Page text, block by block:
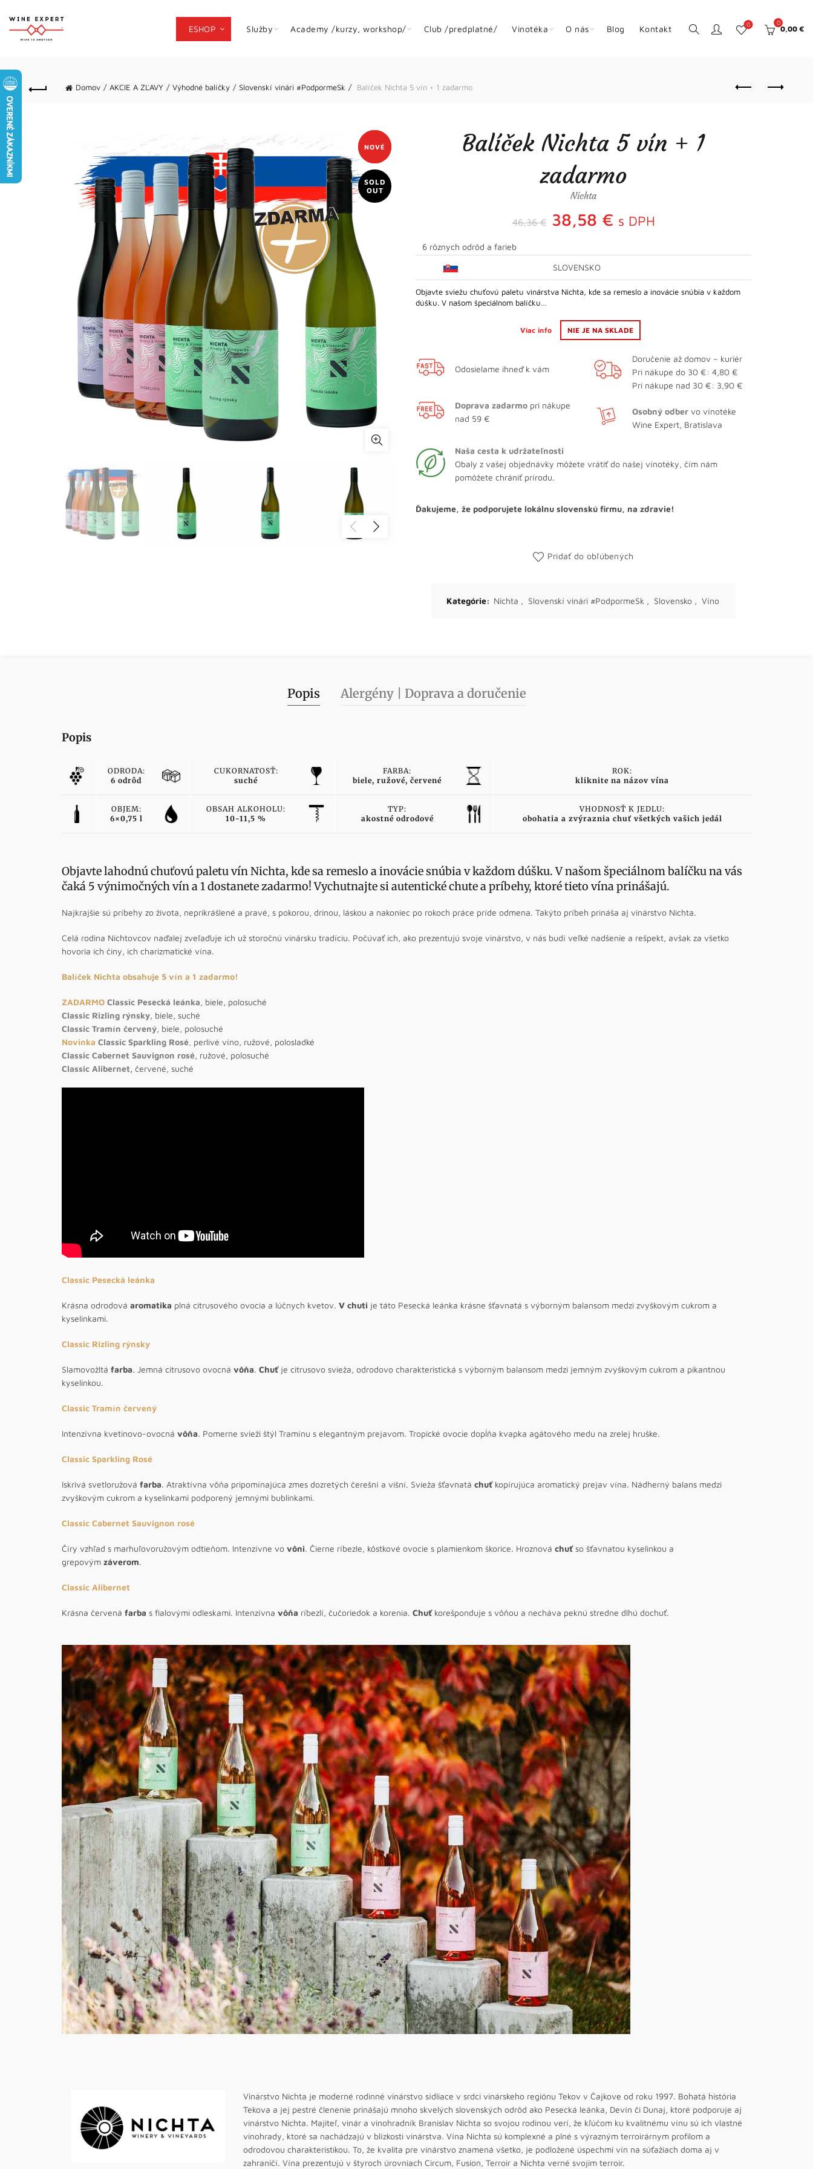
ESHOP Služby Academy /kurzy, workshop/ Club /predplatné/ Vinotéka O nás Blog Kontakt 0 0
0,00 €
Domov AKCIE A ZĽAVY Výhodné balíčky Slovenskí vinári #PodpormeSk Balíček Nichta 5 vín + 1 zadarmo
-17%
SOLD
OUT
NOVÉ
Balíček Nichta 5 vín + 1
zadarmo
Nichta
46,36€ Pôvodná
bola:
46,36 €.
38,58 €Aktuálna
38,58 €.
s DPH
6 rôznych odrôd a farieb
SLOVENSKO
Objavte sviežu chuťovú paletu vinárstva Nichta, kde sa remeslo a inovácie snúbia v každom
dúšku. V našom špeciálnom balíčku…
Viac info NIE JE NA SKLADE
Odosielame ihneď k vám
Doprava zadarmo pri nákupe
nad 59 €
Doručenie až domov – kuriér
Pri nákupe do 30 €: 4,80 €
Pri nákupe nad 30 €: 3,90 €
Osobný odbervo vínotéke
Wine Expert, Bratislava
Naša cesta k udržateľnosti
Obaly z vašej objednávky môžete vrátiť do našej vínotéky, čím nám
pomôžete chrániť prírodu.
Ďakujeme, že podporujete lokálnu slovenskú firmu, na zdravie!
Pridať do obľúbených
Kategórie: Nichta , Slovenskí vinári #PodpormeSk , Slovensko , Víno
Popis Alergény | Doprava a doručenie
Popis
ODRODA:
6 odrôd
CUKORNATOSŤ:
suché
FARBA:
biele, ružové, červené
ROK:
kliknite na názov vína
OBJEM:
6×0,75 l
OBSAH ALKOHOLU:
10-11,5 %
TYP:
akostné odrodové
VHODNOSŤ K JEDLU:
obohatia a zvýraznia chuť všetkých vašich jedál
Objavte lahodnú chuťovú paletu vín Nichta, kde sa remeslo a inovácie snúbia v každom dúšku. V našom špeciálnom balíčku na vás
čaká 5 výnimočných vín a 1 dostanete zadarmo! Vychutnajte si autentické chute a príbehy, ktoré tieto vína prinášajú.
Najkrajšie sú príbehy zo života, neprikrášlené a pravé, s pokorou, drinou, láskou a nakoniec po rokoch práce príde odmena. Takýto príbeh prináša aj vinárstvo Nichta.
Celá rodina Nichtovcov naďalej zveľaďuje ich už storočnú vinársku tradíciu. Počúvať ich, ako prezentujú svoje vinárstvo, v nás budí veľké nadšenie a rešpekt, avšak za všetko
hovoria ich činy, ich charizmatické vína.
Balíček Nichta obsahuje 5 vín a 1 zadarmo!
ZADARMO Classic Pesecká leánka, biele, polosuché
Classic Rizling rýnsky, biele, suché
Classic Tramín červený, biele, polosuché
Novinka Classic Sparkling Rosé perlivé víno, ružové, polosladké
Classic Cabernet Sauvignon rosé, ružové, polosuché
Classic Alibernet, červené, suché
Classic Pesecká leánka
Krásna odrodová aromatika plná citrusového ovocia a lúčnych kvetov. V chuti je táto Pesecká leánka krásne šťavnatá s výborným balansom medzi zvyškovým cukrom a
kyselinkami.
Classic Rizling rýnsky
Slamovožltá farba. Jemná citrusovo ovocná vôňa. Chuťje citrusovo svieža, odrodovo charakteristická s výborným balansom medzi jemným zvyškovým cukrom a pikantnou
kyselinkou.
Classic Tramín červený
Intenzívna kvetinovo-ovocná vôňa. Pomerne svieži štýl Tramínu s elegantným prejavom. Tropické ovocie dopĺňa kvapka agátového medu na zrelej hruške.
Classic Sparkling Rosé
Iskrivá svetloružová farba. Atraktívna vôňa pripomínajúca zmes dozretých čerešní a višní. Svieža šťavnatá chuťkopírujúca aromatický prejav vína. Nádherný balans medzi
zvyškovým cukrom a kyselinkami podporený jemnými bublinkami.
Classic Cabernet Sauvignon rosé
Číry vzhľad s marhuľovoružovým odtieňom. Intenzívne vo vôni. Čierne ríbezle, kôstkové ovocie s plamienkom škorice. Hroznová chuťso šťavnatou kyselinkou a
grepovým záverom.
Classic Alibernet
Krásna červená farba s fialovými odleskami. Intenzívna vôňa ríbezlí, čučoriedok a korenia. Chuťkorešponduje s vôňou a necháva peknú stredne dlhú dochuť.
Vinárstvo Nichta je moderné rodinné vinárstvo sídliace v srdci vinárskeho regiónu Tekov v Čajkove od roku 1997. Bohatá história
Tekova a jej pestré členenie prinášajú mnoho skvelých slovenských odrôd ako Pesecká leánka, Devín či Dunaj, ktoré podporuje aj
vinárstvo Nichta. Majiteľ, vinár a vinohradník Branislav Nichta so svojou rodinou verí, že kľúčom ku kvalitnému vínu sú ich vlastné
vinohrady, ktoré sa nachádzajú v blízkosti vinárstva. Vína Nichta sú komplexné a plné s výrazným terroirárnym profilom a
odrodovou charakteristikou. To, že kvalita pre vinárstvo znamená všetko, je podložené úspechmi vín na súťažiach doma aj v
zahraničí. Vína prezentujú v štyroch úrovniach Circum, Fusion, Terroir a Nichta verné svojim terroir.